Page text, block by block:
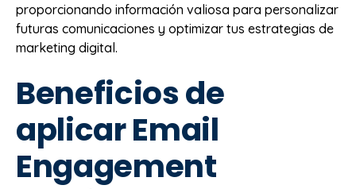
proporcionando información valiosa para personalizar
futuras comunicaciones y optimizar tus estrategias de
marketing digital.
Beneficios de
aplicar Email
Engagement